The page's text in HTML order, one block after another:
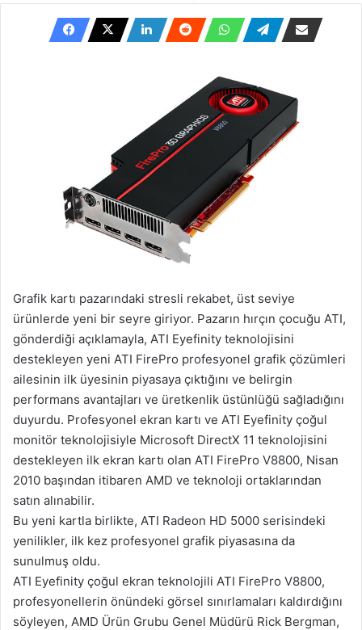
Grafik kartı pazarındaki stresli rekabet, üst seviye
ürünlerde yeni bir seyre giriyor. Pazarın hırçın çocuğu ATI,
gönderdiği açıklamayla, ATI Eyefinity teknolojisini
destekleyen yeni ATI FirePro profesyonel grafik çözümleri
ailesinin ilk üyesinin piyasaya çıktığını ve belirgin
performans avantajları ve üretkenlik üstünlüğü sağladığını
duyurdu. Profesyonel ekran kartı ve ATI Eyefinity çoğul
monitör teknolojisiyle Microsoft DirectX 11 teknolojisini
destekleyen ilk ekran kartı olan ATI FirePro V8800, Nisan
2010 başından itibaren AMD ve teknoloji ortaklarından
satın alınabilir.
Bu yeni kartla birlikte, ATI Radeon HD 5000 serisindeki
yenilikler, ilk kez profesyonel grafik piyasasına da
sunulmuş oldu.
ATI Eyefinity çoğul ekran teknolojili ATI FirePro V8800,
profesyonellerin önündeki görsel sınırlamaları kaldırdığını
söyleyen, AMD Ürün Grubu Genel Müdürü Rick Bergman,